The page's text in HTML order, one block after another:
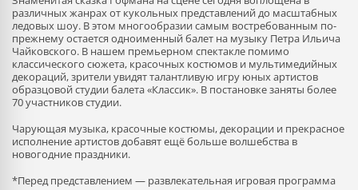
различных жанрах от кукольных представлений до масштабных
ледовых шоу. В этом многообразии самым востребованным по-
прежнему остается одноименный балет на музыку Петра Ильича
Чайковского. В нашем премьерном спектакле помимо
классического сюжета, красочных костюмов и мультимедийных
декораций, зрители увидят талантливую игру юных артистов
образцовой студии балета «Классик». В постановке заняты более
70 участников студии.
Чарующая музыка, красочные костюмы, декорации и прекрасное
исполнение артистов добавят ещё больше волшебства в
новогодние праздники.
*Перед представлением — развлекательная игровая программа